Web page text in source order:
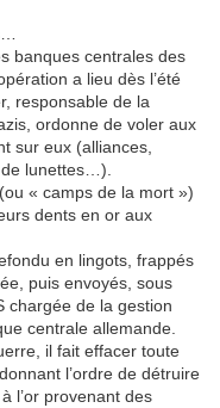
banques centrales des
a lieu dès l’été
responsable de la
ordonne de voler aux
sur eux (alliances,
lunettes…).
« camps de la mort »)
dents en or aux
en lingots, frappés
puis envoyés, sous
chargée de la gestion
centrale allemande.
il fait effacer toute
l’ordre de détruire
l’or provenant des